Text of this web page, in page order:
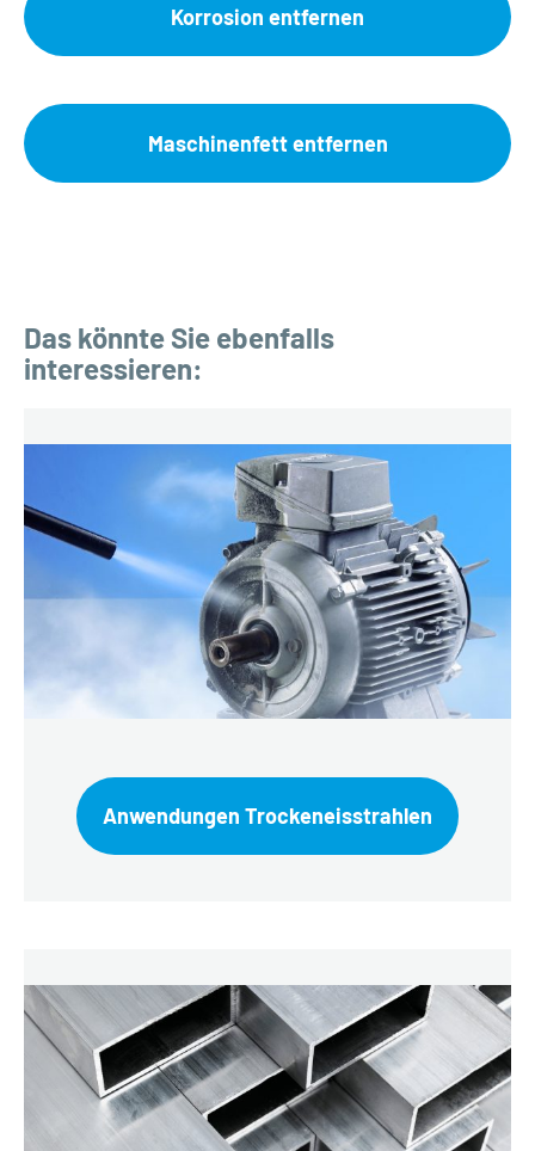
Korrosion entfernen
Maschinenfett entfernen
Das könnte Sie ebenfalls
interessieren:
Anwendungen Trockeneisstrahlen